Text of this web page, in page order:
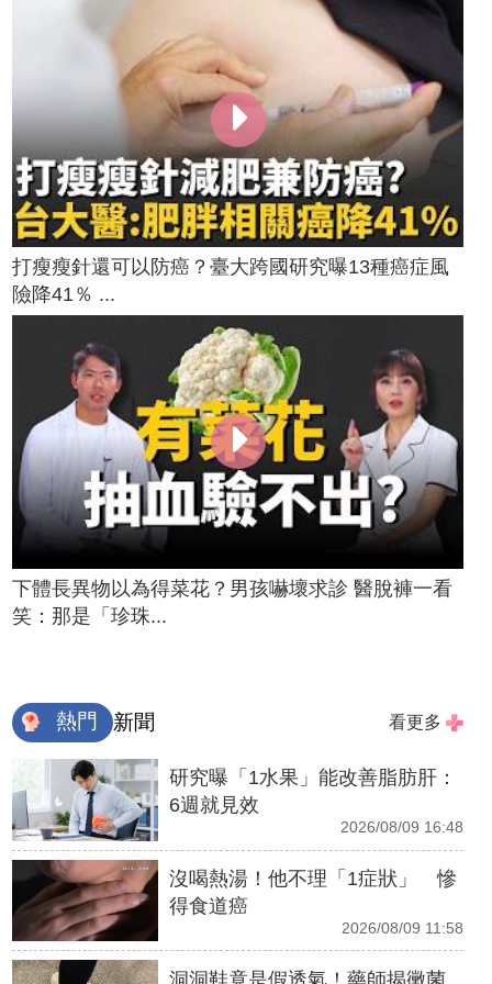
打瘦瘦針還可以防癌？臺大跨國研究曝13種癌症風
險降41％ ...
下體長異物以為得菜花？男孩嚇壞求診 醫脫褲一看
笑：那是「珍珠...
熱門 新聞 看更多
研究曝「1水果」能改善脂肪肝：
6週就見效
2026/08/09 16:48
沒喝熱湯！他不理「1症狀」 慘
得食道癌
2026/08/09 11:58
洞洞鞋竟是假透氣！藥師揭黴菌